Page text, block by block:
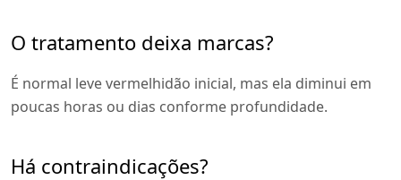
O tratamento deixa marcas?
É normal leve vermelhidão inicial, mas ela diminui em
poucas horas ou dias conforme profundidade.
Há contraindicações?